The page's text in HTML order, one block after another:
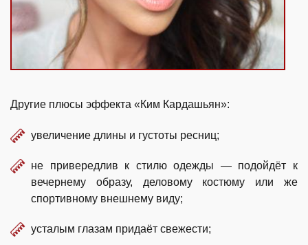
Другие плюсы эффекта «Ким Кардашьян»:
увеличение длины и густоты ресниц;
не привередлив к стилю одежды — подойдёт к
вечернему образу, деловому костюму или же
спортивному внешнему виду;
усталым глазам придаёт свежести;